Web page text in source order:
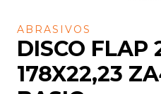
ABRASIVOS
DISCO FLAP
178X22,23